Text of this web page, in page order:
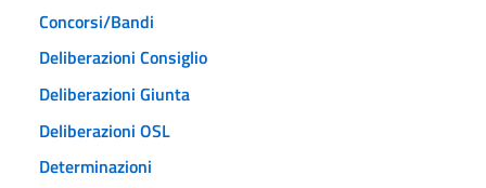
Concorsi/Bandi
Deliberazioni Consiglio
Deliberazioni Giunta
Deliberazioni OSL
Determinazioni